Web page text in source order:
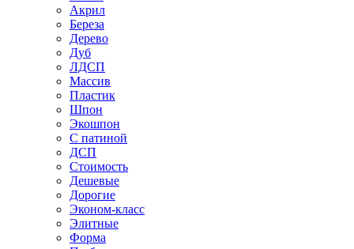
Акрил
Береза
Дерево
Дуб
ЛДСП
Массив
Пластик
Шпон
Экошпон
С патиной
ДСП
Стоимость
Дешевые
Дорогие
Эконом-класс
Элитные
Форма